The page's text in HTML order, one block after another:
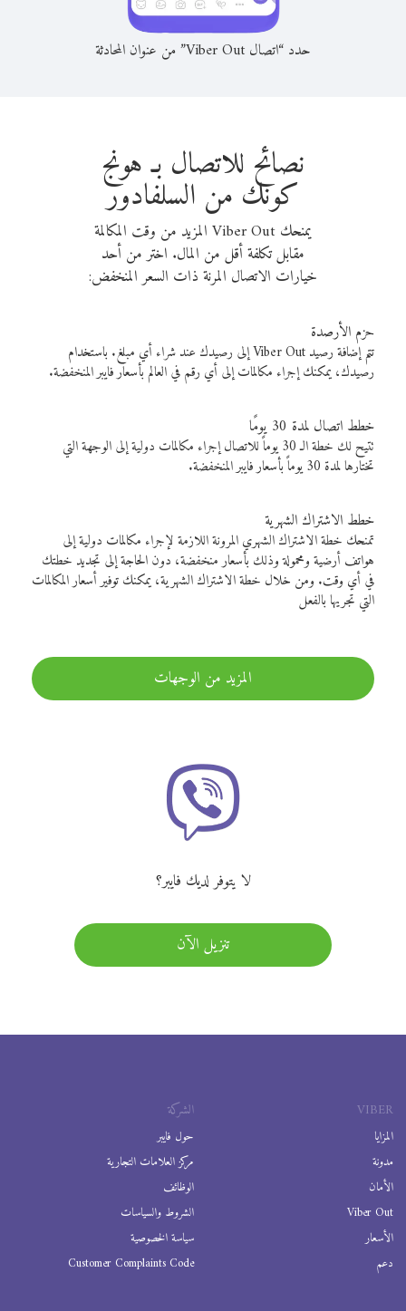
حدد “اتصال Viber Out” من عنوان المحادثة
نصائح للاتصال بـ هونج
كونك من السلفادور
يمنحك Viber Out المزيد من وقت المكالمة
مقابل تكلفة أقل من المال. اختر من أحد
خيارات الاتصال المرنة ذات السعر المنخفض:
حزم الأرصدة
تتم إضافة رصيد Viber Out إلى رصيدك عند شراء أي مبلغ. باستخدام
رصيدك، يمكنك إجراء مكالمات إلى أي رقم في العالم بأسعار فايبر المنخفضة.
خطط اتصال لمدة 30 يومًا
تتيح لك خطة الـ 30 يوماً للاتصال إجراء مكالمات دولية إلى الوجهة التي
تختارها لمدة 30 يوماً بأسعار فايبر المنخفضة.
خطط الاشتراك الشهرية
تمنحك خطة الاشتراك الشهري المرونة اللازمة لإجراء مكالمات دولية إلى
هواتف أرضية ومحمولة وذلك بأسعار منخفضة، دون الحاجة إلى تجديد خطتك
في أي وقت. ومن خلال خطة الاشتراك الشهرية، يمكنك توفير أسعار المكالمات
التي تجريها بالفعل
المزيد من الوجهات
لا يتوفر لديك فايبر؟
تنزيل الآن
VIBER
المزايا
مدونة
الأمان
Viber Out
الأسعار
دعم
الشركة
حول فايبر
مركز العلامات التجارية
الوظائف
الشروط والسياسات
سياسة الخصوصية
Customer Complaints Code